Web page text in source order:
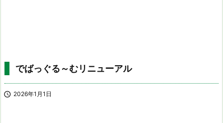
でばっぐる～むリニューアル
 2026年1月1日